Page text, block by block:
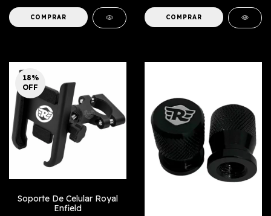
18%
OFF
Soporte De Celular Royal
Enfield